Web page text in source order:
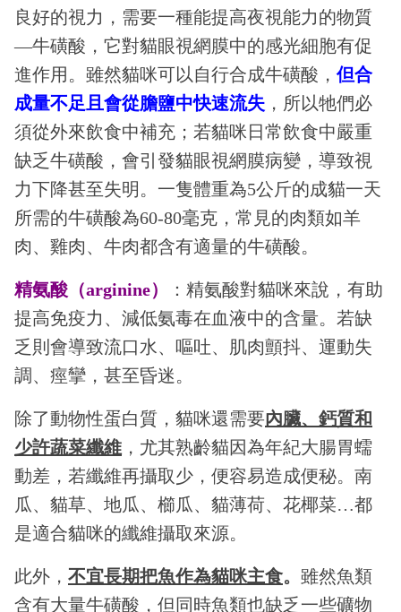
良好的視力，需要一種能提高夜視能力的物質
—牛磺酸，它對貓眼視網膜中的感光細胞有促
進作用。雖然貓咪可以自行合成牛磺酸，但合
成量不足且會從膽鹽中快速流失 ，所以牠們必
須從外來飲食中補充；若貓咪日常飲食中嚴重
缺乏牛磺酸，會引發貓眼視網膜病變，導致視
力下降甚至失明。一隻體重為5公斤的成貓一天
所需的牛磺酸為60-80毫克，常見的肉類如羊
肉、雞肉、牛肉都含有適量的牛磺酸。
精氨酸（arginine）
：精氨酸對貓咪來說，有助
提高免疫力、減低氨毒在血液中的含量。若缺
乏則會導致流口水、嘔吐、肌肉顫抖、運動失
調、痙攣，甚至昏迷。
除了動物性蛋白質，貓咪還需要內臟、鈣質和
少許蔬菜纖維 ，尤其熟齡貓因為年紀大腸胃蠕
動差，若纖維再攝取少，便容易造成便秘。南
瓜、貓草、地瓜、櫛瓜、貓薄荷、花椰菜…都
是適合貓咪的纖維攝取來源。
此外， 不宜長期把魚作為貓咪主食。 雖然魚類
含有大量牛磺酸，但同時魚類也缺乏一些礦物